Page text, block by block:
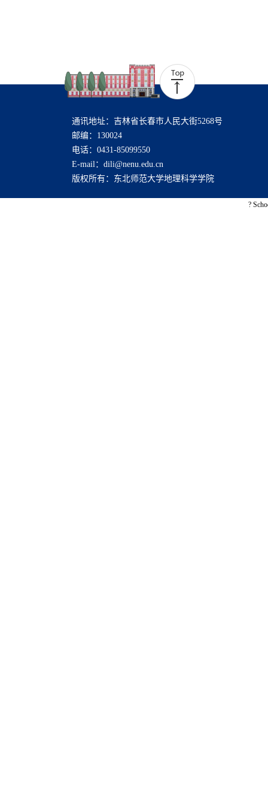
通讯地址：吉林省长春市人民大街5268号
邮编：130024
电话：0431-85099550
E-mail：dili@nenu.edu.cn
版权所有：东北师范大学地理科学学院
?